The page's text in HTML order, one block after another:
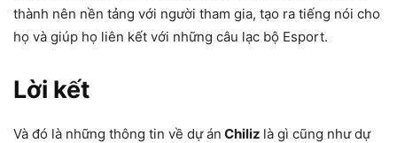
thành nên nền tảng với người tham gia, tạo ra tiếng nói cho
họ và giúp họ liên kết với những câu lạc bộ Esport.
Lời kết
Và đó là những thông tin về dự án Chiliz là gì cũng như dự